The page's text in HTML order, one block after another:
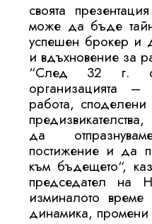
своята
може да бъде
успешен брокер и
и вдъхновение за
“След 32 г.
организацията
работа,
да
постижение и да
към бъдещето“,
председател на
изминалото
динамика, промени